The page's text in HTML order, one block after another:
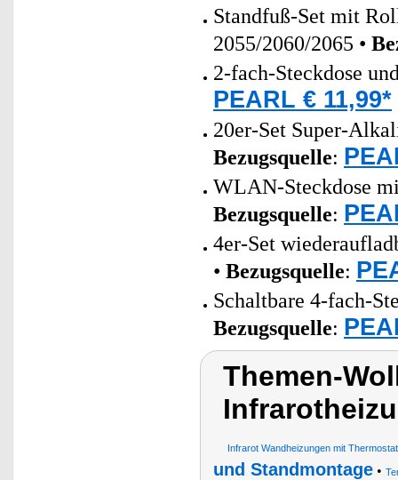
Standfuß-Set mit
2055/2060/2065 •
2-fach-Steckdose
PEARL € 11,99*
20er-Set Super-
Bezugsquelle:
WLAN-Steckdose
Bezugsquelle:
4er-Set
• Bezugsquelle:
Schaltbare 4-fach-
Bezugsquelle:
Themen-
Infrarot Wandheizungen mit Thermostat
und Standmontage•